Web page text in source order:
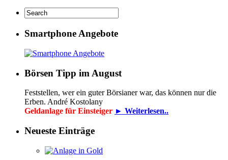
Smartphone Angebote
Börsen Tipp im August
Feststellen, wer ein guter Börsianer war, das können nur die
Erben. André Kostolany
Geldanlage für Einsteiger ► Weiterlesen..
Neueste Einträge